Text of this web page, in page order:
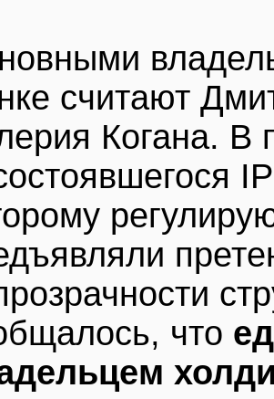
считают
Когана. В
что